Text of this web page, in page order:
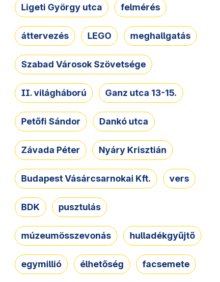
Ligeti György utca felmérés
áttervezés LEGO meghallgatás
Szabad Városok Szövetsége
II. világháború Ganz utca 13-15.
Petőfi Sándor Dankó utca
Závada Péter Nyáry Krisztián
Budapest Vásárcsarnokai Kft. vers
BDK pusztulás
múzeumösszevonás hulladékgyűjtő
egymillió élhetőség facsemete